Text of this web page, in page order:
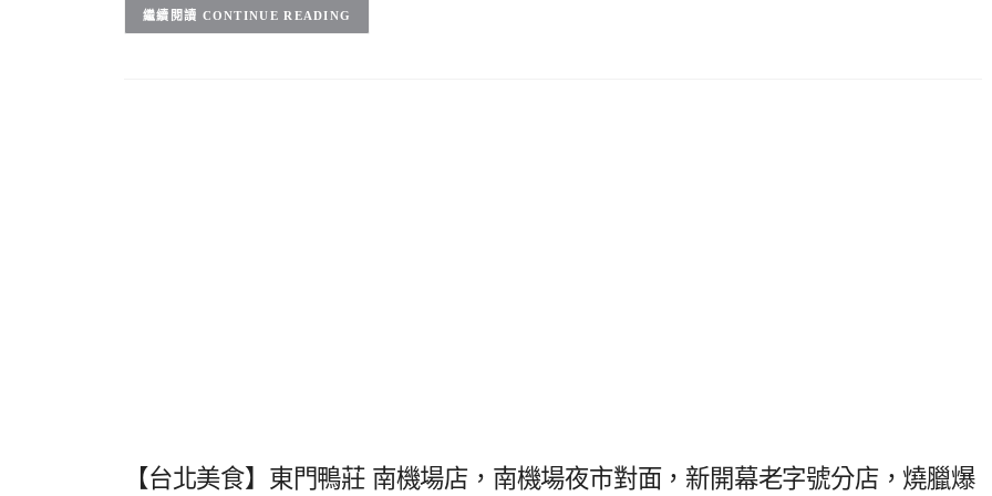
CONTINUE READING
【台北美食】東門鴨莊 南機場店，南機場夜市對面，新開幕老字號分店，燒臘爆